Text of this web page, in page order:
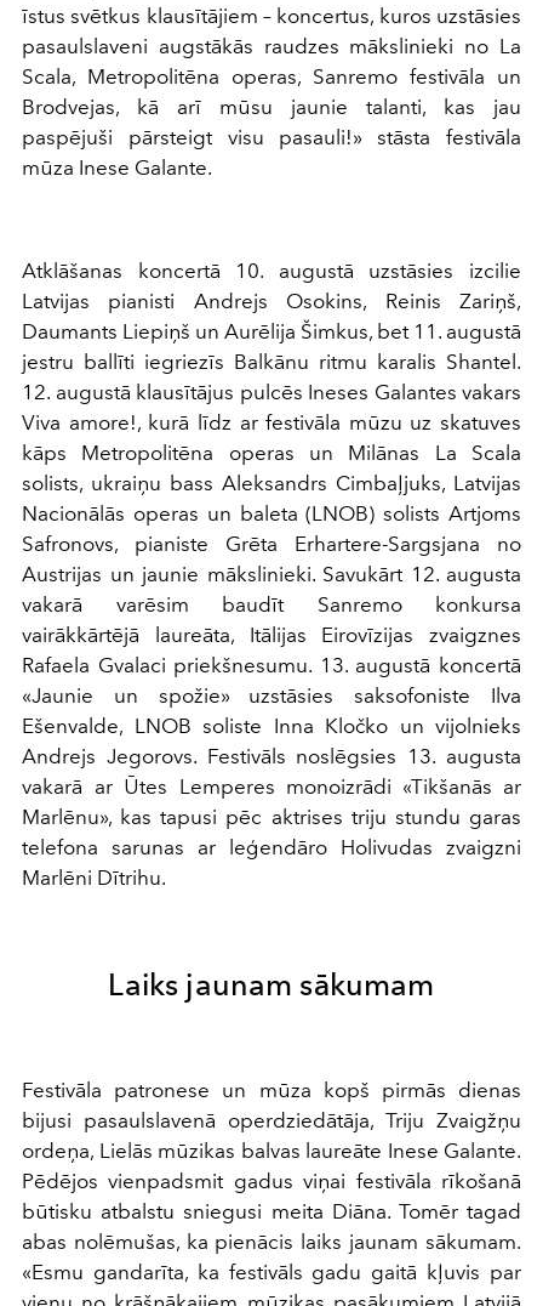
īstus svētkus klausītājiem – koncertus, kuros uzstāsies
pasaulslaveni augstākās raudzes mākslinieki no La
Scala, Metropolitēna operas, Sanremo festivāla un
Brodvejas, kā arī mūsu jaunie talanti, kas jau
paspējuši pārsteigt visu pasauli!» stāsta festivāla
mūza Inese Galante.
Atklāšanas koncertā 10. augustā uzstāsies izcilie
Latvijas pianisti Andrejs Osokins, Reinis Zariņš,
Daumants Liepiņš un Aurēlija Šimkus, bet 11. augustā
jestru ballīti iegriezīs Balkānu ritmu karalis Shantel.
12. augustā klausītājus pulcēs Ineses Galantes vakars
Viva amore!, kurā līdz ar festivāla mūzu uz skatuves
kāps Metropolitēna operas un Milānas La Scala
solists, ukraiņu bass Aleksandrs Cimbaļjuks, Latvijas
Nacionālās operas un baleta (LNOB) solists Artjoms
Safronovs, pianiste Grēta Erhartere-Sargsjana no
Austrijas un jaunie mākslinieki. Savukārt 12. augusta
vakarā varēsim baudīt Sanremo konkursa
vairākkārtējā laureāta, Itālijas Eirovīzijas zvaigznes
Rafaela Gvalaci priekšnesumu. 13. augustā koncertā
«Jaunie un spožie» uzstāsies saksofoniste Ilva
Ešenvalde, LNOB soliste Inna Kločko un vijolnieks
Andrejs Jegorovs. Festivāls noslēgsies 13. augusta
vakarā ar Ūtes Lemperes monoizrādi «Tikšanās ar
Marlēnu», kas tapusi pēc aktrises triju stundu garas
telefona sarunas ar leģendāro Holivudas zvaigzni
Marlēni Dītrihu.
Laiks jaunam sākumam
Festivāla patronese un mūza kopš pirmās dienas
bijusi pasaulslavenā operdziedātāja, Triju Zvaigžņu
ordeņa, Lielās mūzikas balvas laureāte Inese Galante.
Pēdējos vienpadsmit gadus viņai festivāla rīkošanā
būtisku atbalstu sniegusi meita Diāna. Tomēr tagad
abas nolēmušas, ka pienācis laiks jaunam sākumam.
«Esmu gandarīta, ka festivāls gadu gaitā kļuvis par